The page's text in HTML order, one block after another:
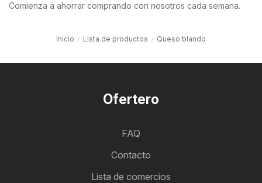
Comienza a ahorrar comprando con nosotros cada semana.
Inicio Lista de productos Queso blando
Ofertero
FAQ
Contacto
Lista de comercios